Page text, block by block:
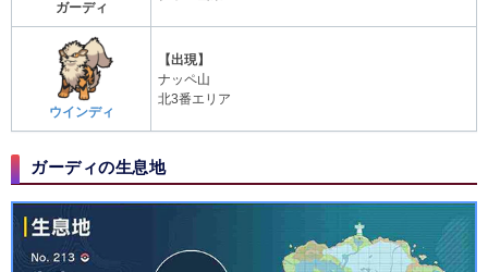
ガーディ
ウインディ
【出現】
ナッペ山
北3番エリア
ガーディの生息地